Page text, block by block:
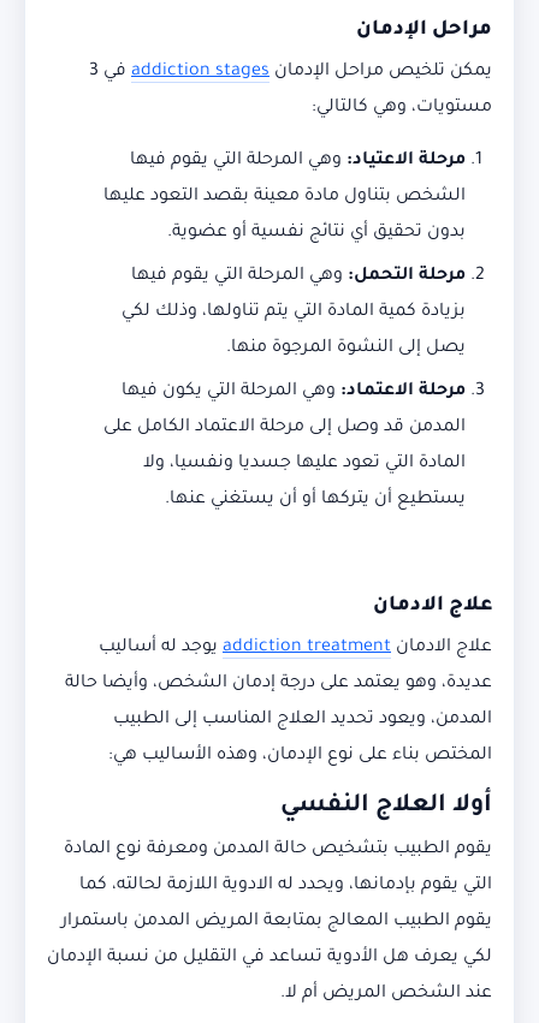
مراحل الإدمان
يمكن تلخيص مراحل الإدمان addiction stages
في 3
مستويات، وهي كالتالي:
مرحلة الاعتياد: وهي المرحلة التي يقوم فيها
الشخص بتناول مادة معينة بقصد التعود عليها
بدون تحقيق أي نتائج نفسية أو عضوية.
مرحلة التحمل: وهي المرحلة التي يقوم فيها
بزيادة كمية المادة التي يتم تناولها، وذلك لكي
يصل إلى النشوة المرجوة منها.
مرحلة الاعتماد: وهي المرحلة التي يكون فيها
المدمن قد وصل إلى مرحلة الاعتماد الكامل على
المادة التي تعود عليها جسديا ونفسيا، ولا
يستطيع أن يتركها أو أن يستغني عنها.
علاج الادمان
علاج الادمان addiction treatment يوجد له أساليب
عديدة، وهو يعتمد على درجة إدمان الشخص، وأيضا حالة
المدمن، ويعود تحديد العلاج المناسب إلى الطبيب
المختص بناء على نوع الإدمان، وهذه الأساليب هي:
أولا العلاج النفسي
يقوم الطبيب بتشخيص حالة المدمن ومعرفة نوع المادة
التي يقوم بإدمانها، ويحدد له الادوية اللازمة لحالته، كما
يقوم الطبيب المعالج بمتابعة المريض المدمن باستمرار
لكي يعرف هل الأدوية تساعد في التقليل من نسبة الإدمان
عند الشخص المريض أم لا.